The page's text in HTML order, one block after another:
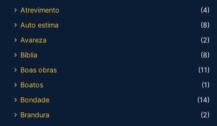
Atrevimento
(4)
Auto estima
(8)
Avareza
(2)
Bíblia
(8)
Boas obras
(11)
Boatos
(1)
Bondade
(14)
Brandura
(2)